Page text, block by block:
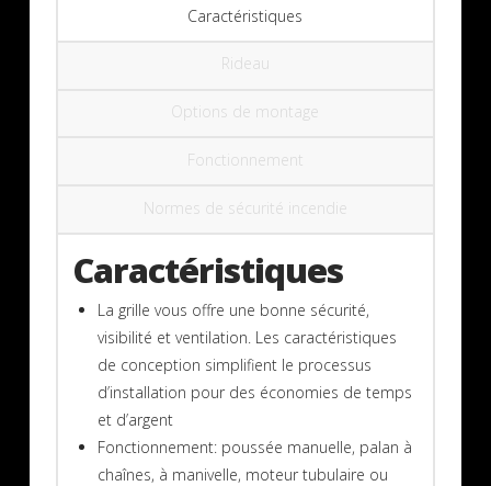
Caractéristiques
Rideau
Options de montage
Fonctionnement
Normes de sécurité incendie
Caractéristiques
La grille vous offre une bonne sécurité,
visibilité et ventilation. Les caractéristiques
de conception simplifient le processus
d’installation pour des économies de temps
et d’argent
Fonctionnement: poussée manuelle, palan à
chaînes, à manivelle, moteur tubulaire ou